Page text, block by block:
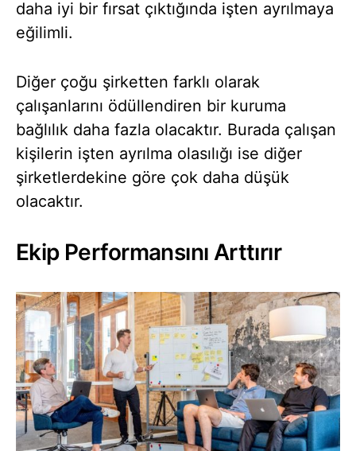
daha iyi bir fırsat çıktığında işten ayrılmaya
eğilimli.
Diğer çoğu şirketten farklı olarak
çalışanlarını ödüllendiren bir kuruma
bağlılık daha fazla olacaktır. Burada çalışan
kişilerin işten ayrılma olasılığı ise diğer
şirketlerdekine göre çok daha düşük
olacaktır.
Ekip Performansını Arttırır